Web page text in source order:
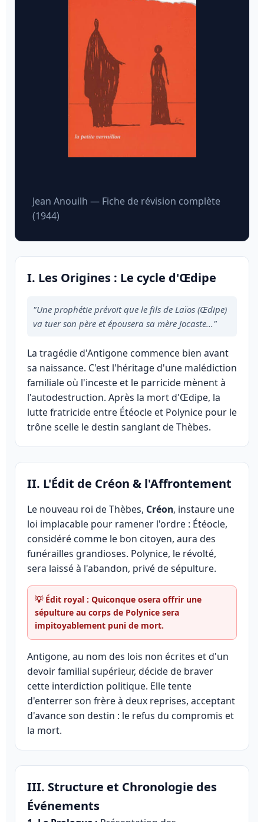
Jean Anouilh — Fiche de révision complète
(1944)
I. Les Origines : Le cycle d'Œdipe
"Une prophétie prévoit que le fils de Laïos (Œdipe)
va tuer son père et épousera sa mère Jocaste..."
La tragédie d'Antigone commence bien avant
sa naissance. C'est l'héritage d'une malédiction
familiale où l'inceste et le parricide mènent à
l'autodestruction. Après la mort d'Œdipe, la
lutte fratricide entre Étéocle et Polynice pour le
trône scelle le destin sanglant de Thèbes.
II. L'Édit de Créon & l'Affrontement
Le nouveau roi de Thèbes, Créon, instaure une
loi implacable pour ramener l'ordre : Étéocle,
considéré comme le bon citoyen, aura des
funérailles grandioses. Polynice, le révolté,
sera laissé à l'abandon, privé de sépulture.
💡 Édit royal : Quiconque osera offrir une
sépulture au corps de Polynice sera
impitoyablement puni de mort.
Antigone, au nom des lois non écrites et d'un
devoir familial supérieur, décide de braver
cette interdiction politique. Elle tente
d'enterrer son frère à deux reprises, acceptant
d'avance son destin : le refus du compromis et
la mort.
III. Structure et Chronologie des
Événements